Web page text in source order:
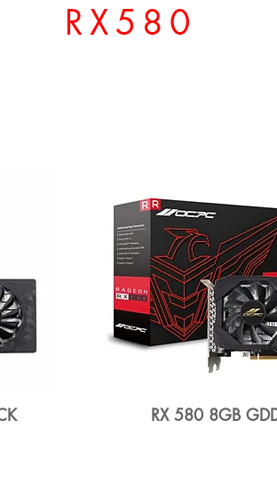
RX580
RX 580 8GB